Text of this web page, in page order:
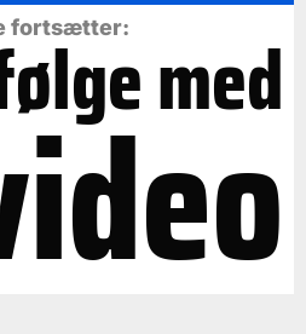
fortsætter: med